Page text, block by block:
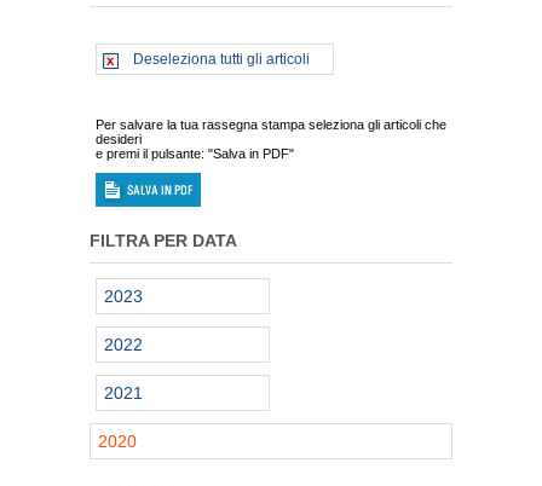
Deseleziona tutti gli articoli
Per salvare la tua rassegna stampa seleziona gli articoli che
desideri
e premi il pulsante: "Salva in PDF"
FILTRA PER DATA
2023
2022
2021
2020